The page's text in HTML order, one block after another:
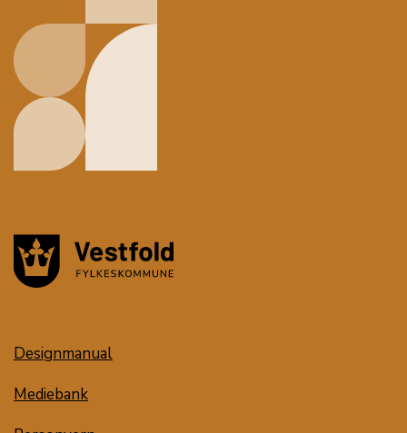
Designmanual
Mediebank